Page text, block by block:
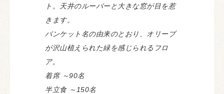
ト。天井のルーバーと大きな窓が目を惹
きます。
バンケット名の由来のとおり、オリーブ
が沢山植えられた緑を感じられるフロ
ア。
着席 ～90名
半立食 ～150名